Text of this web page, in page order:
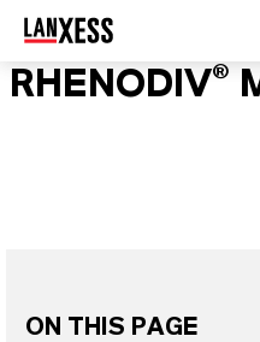
RHENODIV®
ON THIS PAGE